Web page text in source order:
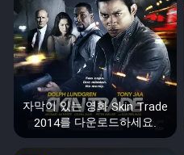
자막이 있는 영화 Skin Trade
2014를 다운로드하세요.